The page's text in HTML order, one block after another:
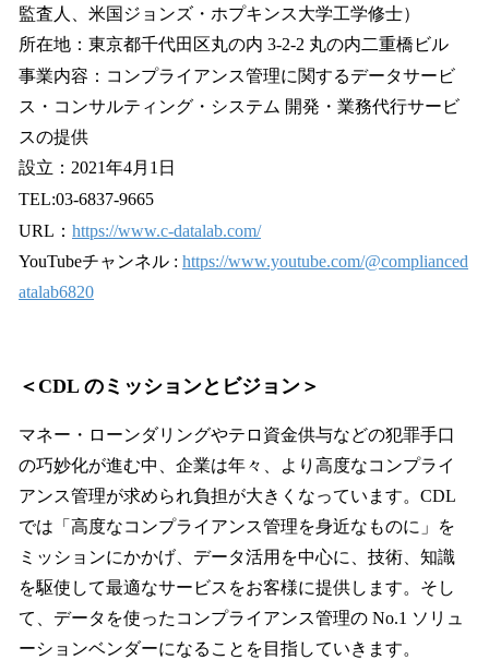
監査人、米国ジョンズ・ホプキンス大学工学修士）
所在地：東京都千代田区丸の内 3-2-2 丸の内二重橋ビル
事業内容：コンプライアンス管理に関するデータサービ
ス・コンサルティング・システム 開発・業務代行サービ
スの提供
設立：2021年4月1日
TEL:03-6837-9665
URL： https://www.c-datalab.com/
YouTubeチャンネル : https://www.youtube.com/@complianced
atalab6820
＜CDL のミッションとビジョン＞
マネー・ローンダリングやテロ資金供与などの犯罪手口
の巧妙化が進む中、企業は年々、より高度なコンプライ
アンス管理が求められ負担が大きくなっています。CDL
では「高度なコンプライアンス管理を身近なものに」を
ミッションにかかげ、データ活用を中心に、技術、知識
を駆使して最適なサービスをお客様に提供します。そし
て、データを使ったコンプライアンス管理の No.1 ソリュ
ーションベンダーになることを目指していきます。